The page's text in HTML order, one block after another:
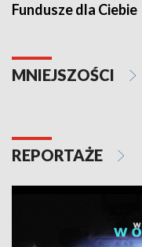
Fundusze dla Ciebie
MNIEJSZOŚCI
REPORTAŻE